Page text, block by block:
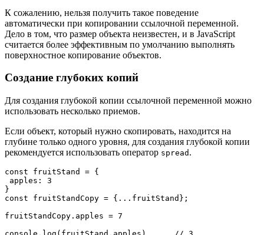
К сожалению, нельзя получить такое поведение
автоматически при копировании ссылочной переменной.
Дело в том, что размер объекта неизвестен, и в JavaScript
считается более эффективным по умолчанию выполнять
поверхностное копирование объектов.
Создание глубоких копий
Для создания глубокой копии ссылочной переменной можно
использовать несколько приемов.
Если объект, который нужно скопировать, находится на
глубине только одного уровня, для создания глубокой копии
рекомендуется использовать оператор spread .
const fruitStand = {
}
const fruitStandCopy = {...fruitStand};
fruitStandCopy.apples = 7